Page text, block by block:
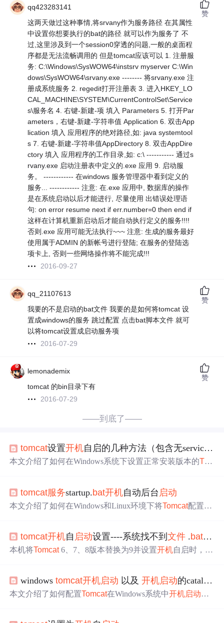
qq423283141
这两天做过这种事情,将srvany作为服务路径 在其属性
中设置你想要执行的bat的路径 就可以作为服务了 不
过,这里涉及到一个session0穿透的问题,一般的桌面程
序都是无法流畅调用的 但是tomcat应该可以 1. 注册服
务: C:\Windows\SysWOW64\instsrv myserver C:\Win
dows\SysWOW64\srvany.exe -------- 将srvany.exe 注
册成系统服务 2. regedit打开注册表 3. 进入HKEY_LO
CAL_MACHINE\SYSTEM\CurrentControlSet\Service
s\服务名 4. 右键-新建-项 填入 Parameters 5. 打开Par
ameters，右键-新建-字符串值 Application 6. 双击App
lication 填入 应用程序的绝对路径,如: java systemtool
s 7. 右键-新建-字符串值AppDirectory 8. 双击AppDire
ctory 填入 应用程序的工作目录,如: c:\ ----------- 通过s
rvany.exe 启动注册表中定义的.exe 应用 9. 启动服
务。 ------------ 在windows 服务管理器中看到定义的
服务... ------------ 注意: 在.exe 应用中, 数据库的操作
是在系统启动以后才能进行, 尽量使用 出错误处理语
句: on error resume next if err.number=0 then end if
这样在计算机重新启动后才能自动执行定义的服务!!!!
否则.exe 应用可能无法执行~~~ 注意: 生成的服务最好
使用属于ADMIN 的新帐号进行登陆; 在服务的登陆选
项卡上, 否则一些网络操作将不能完成!!!
2016-09-27
赞
qq_21107613
我要的不是启动的bat文件 我要的是如何将tomcat 设
置成windows的服务 跳过配置 点击bat脚本文件 就可
以将tomcat设置成启动服务项
2016-07-29
赞
lemonademix
tomcat 的bin目录下有
2016-07-29
赞
——到底了——
tomcat设置开机自启的几种方法（包含无service. bat
本文介绍了如何在Windows系统下设置正常安装版本的To
将 Tomcat作为开机自启动的解决方案。
tomcat服务startup.bat开机自动后台 启动
本文介绍了如何在Windows和Linux环境下将Tomcat配置为
nohup命令启动 Tomcat并使其在关闭终端后继续运行。
tomcat开机自 启动设置----系统找不到文件 .bat|| 报
本机将Tomcat6、7、8版本替换为9并设置开机自启时，按
发现该环境变量配置无误，重启仍报错。解决办法是在star
tup.bat文件开头加代码，直接设置启动环境变量，再次拖
windowstomcat开机启动 以及开机启动的catalina.
本文介绍了如何配置Tomcat在Windows系统中开机启动，